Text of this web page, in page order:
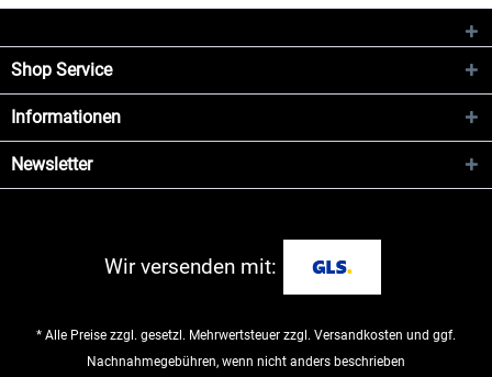
Shop Service
Informationen
Newsletter
Wir versenden mit:
* Alle Preise zzgl. gesetzl. Mehrwertsteuer zzgl. Versandkosten und ggf.
Nachnahmegebühren, wenn nicht anders beschrieben